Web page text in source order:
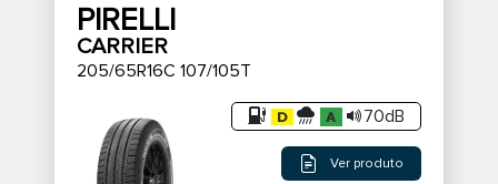
PIRELLI
CARRIER
205/65R16C 107/105T
70dB
Ver produto